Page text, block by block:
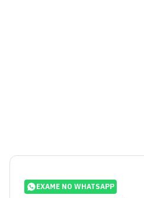
EXAME NO WHATSAPP